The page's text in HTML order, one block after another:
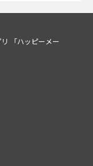
「ハッピーメー